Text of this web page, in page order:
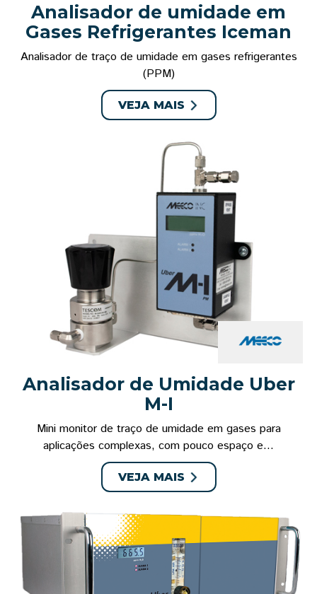
Analisador de umidade em
Gases Refrigerantes Iceman
Analisador de traço de umidade em gases refrigerantes
(PPM)
VEJA MAIS
Analisador de Umidade Uber
M-I
Mini monitor de traço de umidade em gases para
aplicações complexas, com pouco espaço e...
VEJA MAIS